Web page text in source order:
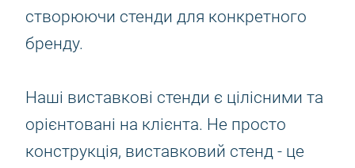
створюючи стенди для конкретного
бренду.
Наші виставкові стенди є цілісними та
орієнтовані на клієнта. Не просто
конструкція, виставковий стенд - це